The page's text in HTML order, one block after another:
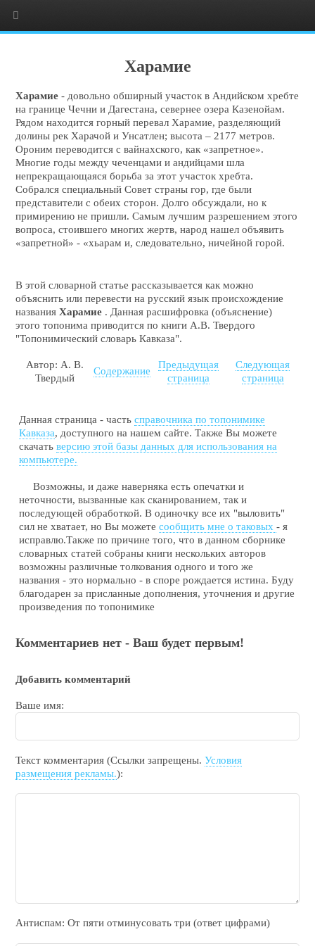
Харамие
Харамие- довольно обширный участок в Андийском хребте
на границе Чечни и Дагестана, севернее озера Казенойам.
Рядом находится горный перевал Харамие, разделяющий
долины рек Харачой и Унсатлен; высота – 2177 метров.
Ороним переводится с вайнахского, как «запретное».
Многие годы между чеченцами и андийцами шла
непрекращающаяся борьба за этот участок хребта.
Собрался специальный Совет страны гор, где были
представители с обеих сторон. Долго обсуждали, но к
примирению не пришли. Самым лучшим разрешением этого
вопроса, стоившего многих жертв, народ нашел объявить
«запретной» - «хьарам и, следовательно, ничейной горой.
В этой словарной статье рассказывается как можно
объяснить или перевести на русский язык происхождение
названияХарамие . Данная расшифровка (объяснение)
этого топонима приводится по книги А.В. Твердого
"Топонимический словарь Кавказа".
Автор: А. В.
Твердый
Содержание
Предыдущая
страница
Следующая
страница
Данная страница - частьсправочника по топонимике
Кавказа, доступного на нашем сайте. Также Вы можете
скачатьверсию этой базы данных для использования на
компьютере.
Возможны, и даже наверняка есть опечатки и
неточности, вызванные как сканированием, так и
последующей обработкой. В одиночку все их "выловить"
сил не хватает, но Вы можетесообщить мне о таковых- я
исправлю.Также по причине того, что в данном сборнике
словарных статей собраны книги нескольких авторов
возможны различные толкования одного и того же
названия - это нормально - в споре рождается истина. Буду
благодарен за присланные дополнения, уточнения и другие
произведения по топонимике
Комментариев нет - Ваш будет первым!
Добавить комментарий
Ваше имя:
Текст комментария (Ссылки запрещены.Условия
размещения рекламы.):
Антиспам: От пяти отминycовать тpи (ответ цифрами)